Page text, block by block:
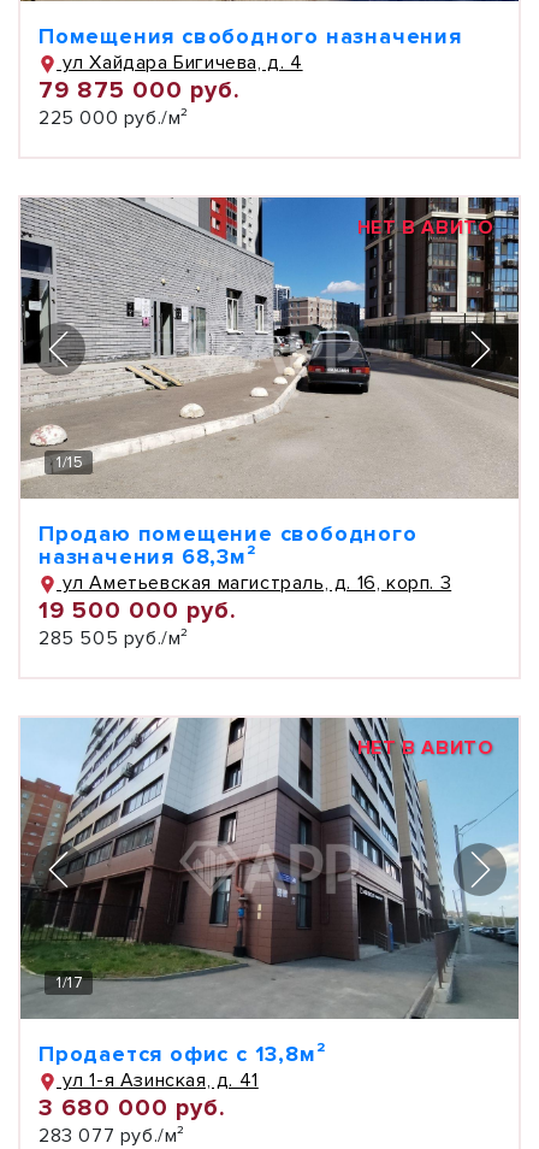
Помещения свободного назначения
ул Хайдара Бигичева, д. 4
79 875 000 руб.
225 000 руб./м²
НЕТ В АВИТО
1/15
Продаю помещение свободного
назначения 68,3м²
ул Аметьевская магистраль, д. 16, корп. 3
19 500 000 руб.
285 505 руб./м²
НЕТ В АВИТО
1/17
Продается офис с 13,8м²
ул 1-я Азинская, д. 41
3 680 000 руб.
283 077 руб./м²